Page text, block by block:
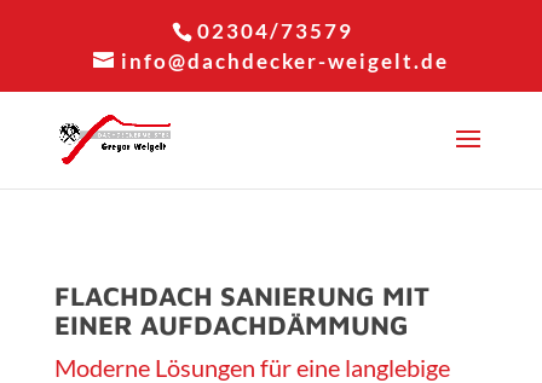
02304/73579
info@dachdecker-weigelt.de
FLACHDACH SANIERUNG MIT
EINER AUFDACHDÄMMUNG
Moderne Lösungen für eine langlebige